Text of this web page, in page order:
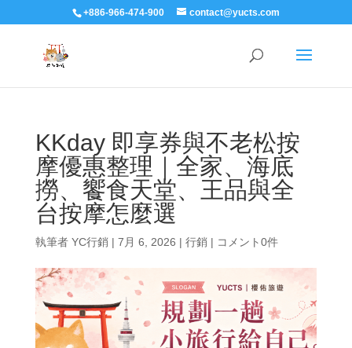
+886-966-474-900 contact@yucts.com
KKday 即享券與不老松按
摩優惠整理｜全家、海底
撈、饗食天堂、王品與全
台按摩怎麼選
執筆者 YC行銷| 7月 6, 2026 | 行銷| コメント0件